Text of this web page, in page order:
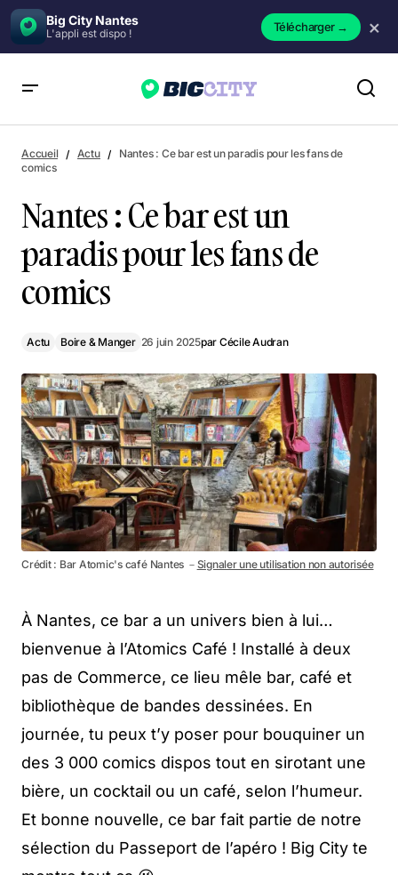
Big City Nantes
L'appli est dispo ! Télécharger→ ×
Accueil Actu
Nantes : Ce bar est un paradis pour les fans de
comics
Nantes : Ce bar est un
paradis pour les fans de
comics
Actu Boire & Manger 26 juin 2025par Cécile Audran
Crédit : Bar Atomic's café Nantes － Signaler une utilisation non autorisée
À Nantes, ce bar a un univers bien à lui…
bienvenue à l’Atomics Café ! Installé à deux
pas de Commerce, ce lieu mêle bar, café et
bibliothèque de bandes dessinées. En
journée, tu peux t’y poser pour bouquiner un
des 3 000 comics dispos tout en sirotant une
bière, un cocktail ou un café, selon l’humeur.
Et bonne nouvelle, ce bar fait partie de notre
sélection du Passeport de l’apéro ! Big City te